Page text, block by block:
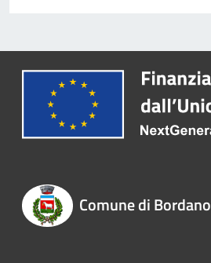
Comune di Bordano